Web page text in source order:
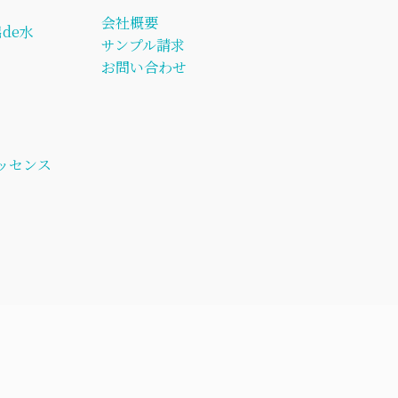
水
センス
会社概要
サンプル請求
お問い合わせ